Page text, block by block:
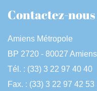
Contactez-nous
Amiens Métropole
BP 2720 - 80027
Tél. : (33) 3 22 97 40 40
Fax. : (33) 3 22 97 42 53